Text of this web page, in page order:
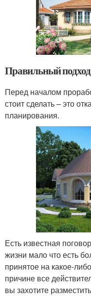
Правильный
Перед началом
стоит сделать – это
планирования.
Есть известная
жизни мало что есть
принятое на какое-
причине все
вы захотите